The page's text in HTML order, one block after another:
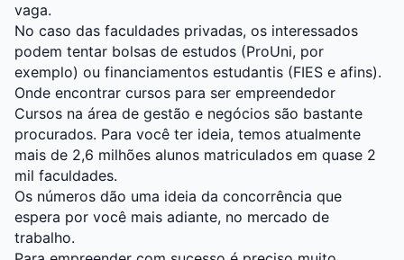
vaga.
No caso das faculdades privadas, os interessados
podem tentar bolsas de estudos (ProUni, por
exemplo) ou financiamentos estudantis (FIES e afins).
Onde encontrar cursos para ser empreendedor
Cursos na área de gestão e negócios são bastante
procurados. Para você ter ideia, temos atualmente
mais de 2,6 milhões alunos matriculados em quase 2
mil faculdades.
Os números dão uma ideia da concorrência que
espera por você mais adiante, no mercado de
trabalho.